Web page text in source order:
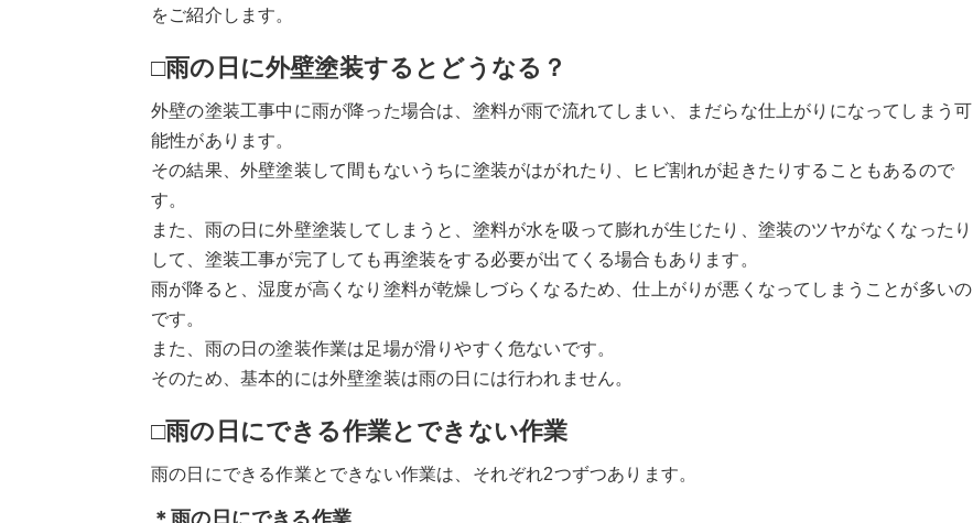
をご紹介します。
□雨の日に外壁塗装するとどうなる？
外壁の塗装工事中に雨が降った場合は、塗料が雨で流れてしまい、まだらな仕上がりになってしまう可
能性があります。
その結果、外壁塗装して間もないうちに塗装がはがれたり、ヒビ割れが起きたりすることもあるので
す。
また、雨の日に外壁塗装してしまうと、塗料が水を吸って膨れが生じたり、塗装のツヤがなくなったり
して、塗装工事が完了しても再塗装をする必要が出てくる場合もあります。
雨が降ると、湿度が高くなり塗料が乾燥しづらくなるため、仕上がりが悪くなってしまうことが多いの
です。
また、雨の日の塗装作業は足場が滑りやすく危ないです。
そのため、基本的には外壁塗装は雨の日には行われません。
□雨の日にできる作業とできない作業
雨の日にできる作業とできない作業は、それぞれ2つずつあります。
＊雨の日にできる作業